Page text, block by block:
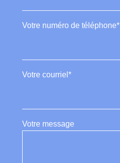
Votre numéro de téléphone*
Votre courriel*
Votre message